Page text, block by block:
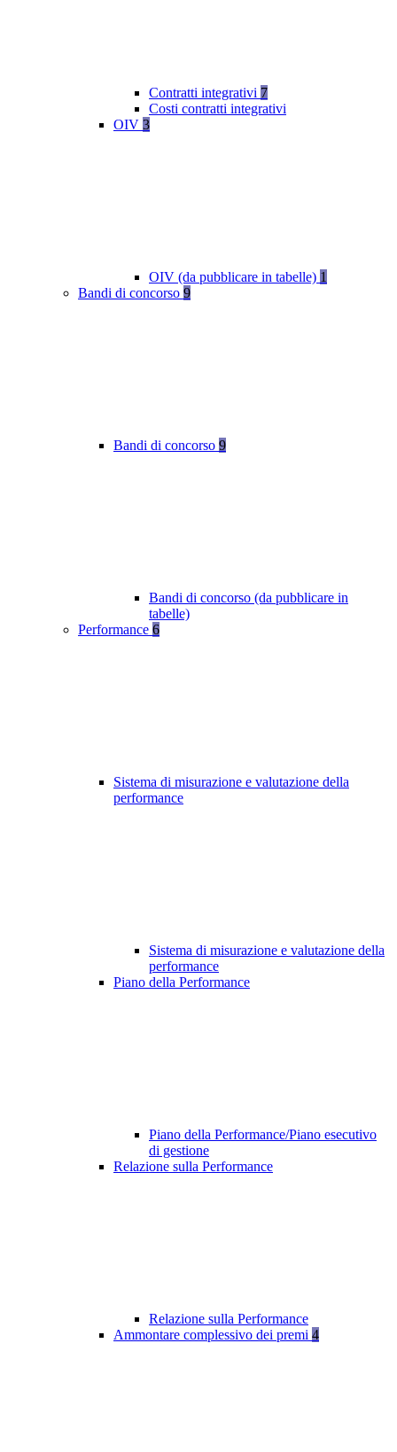
Contratti integrativi 7
Costi contratti integrativi
OIV 3
OIV (da pubblicare in tabelle) 1
Bandi di concorso 9
Bandi di concorso 9
Bandi di concorso (da pubblicare in
tabelle)
Performance 6
Sistema di misurazione e valutazione della
performance
Sistema di misurazione e valutazione della
performance
Piano della Performance
Piano della Performance/Piano esecutivo
di gestione
Relazione sulla Performance
Relazione sulla Performance
Ammontare complessivo dei premi 4